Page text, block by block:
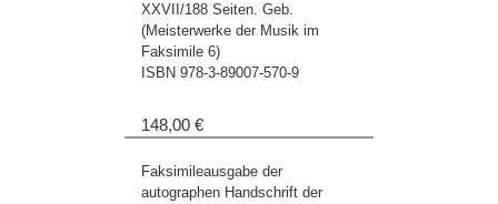
XXVII/188 Seiten. Geb.
(Meisterwerke der Musik im
Faksimile 6)
ISBN 978-3-89007-570-9
148,00 €
Faksimileausgabe der
autographen Handschrift der